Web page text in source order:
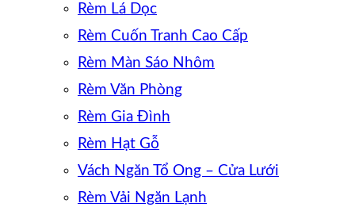
Rèm Lá Dọc
Rèm Cuốn Tranh Cao Cấp
Rèm Màn Sáo Nhôm
Rèm Văn Phòng
Rèm Gia Đình
Rèm Hạt Gỗ
Vách Ngăn Tổ Ong – Cửa Lưới
Rèm Vải Ngăn Lạnh